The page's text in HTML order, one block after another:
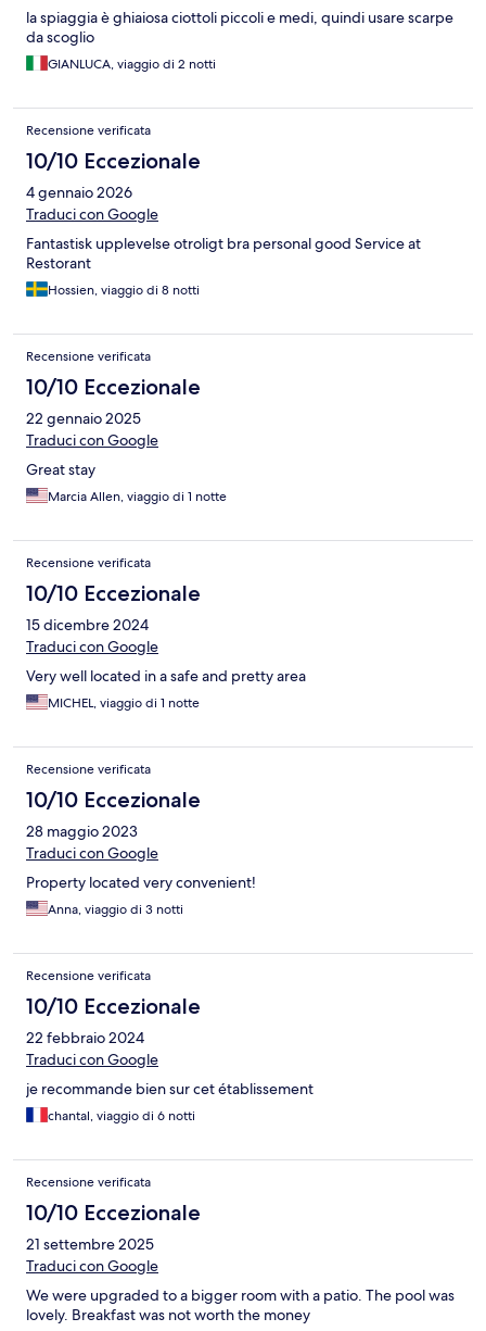
la spiaggia è ghiaiosa ciottoli piccoli e medi, quindi usare scarpe
da scoglio
GIANLUCA, viaggio di 2 notti
Recensione verificata
10/10 Eccezionale
4 gennaio 2026
Traduci con Google
Fantastisk upplevelse otroligt bra personal good Service at
Restorant
Hossien, viaggio di 8 notti
Recensione verificata
10/10 Eccezionale
22 gennaio 2025
Traduci con Google
Great stay
Marcia Allen, viaggio di 1 notte
Recensione verificata
10/10 Eccezionale
15 dicembre 2024
Traduci con Google
Very well located in a safe and pretty area
MICHEL, viaggio di 1 notte
Recensione verificata
10/10 Eccezionale
28 maggio 2023
Traduci con Google
Property located very convenient!
Anna, viaggio di 3 notti
Recensione verificata
10/10 Eccezionale
22 febbraio 2024
Traduci con Google
je recommande bien sur cet établissement
chantal, viaggio di 6 notti
Recensione verificata
10/10 Eccezionale
21 settembre 2025
Traduci con Google
We were upgraded to a bigger room with a patio. The pool was
lovely. Breakfast was not worth the money